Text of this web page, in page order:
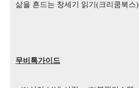
삶을 흔드는 창세기 읽기 (크리쿰북스)
무비톡가이드